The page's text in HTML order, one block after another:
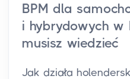
BPM dla
i hybrydowych w
musisz wiedzieć
Jak działa